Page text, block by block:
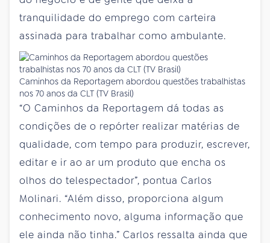
tranquilidade do emprego com carteira
assinada para trabalhar como ambulante.
Caminhos da Reportagem abordou questões trabalhistas
nos 70 anos da CLT (TV Brasil)
“O Caminhos da Reportagem dá todas as
condições de o repórter realizar matérias de
qualidade, com tempo para produzir, escrever,
editar e ir ao ar um produto que encha os
olhos do telespectador”, pontua Carlos
Molinari. “Além disso, proporciona algum
conhecimento novo, alguma informação que
ele ainda não tinha.” Carlos ressalta ainda que